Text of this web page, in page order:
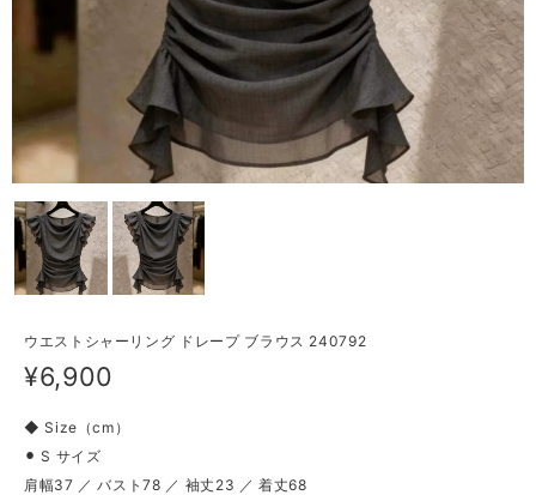
ウエストシャーリング ドレープ ブラウス 240792
¥6,900
◆ Size（cm）
⚫︎ S サイズ
肩幅37 ／ バスト78 ／ 袖丈23 ／ 着丈68